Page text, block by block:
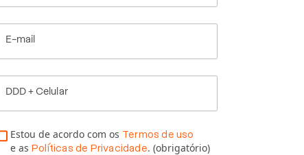
E-mail
DDD + Celular
Estou de acordo com os Termos de uso
e as Políticas de Privacidade. (obrigatório)